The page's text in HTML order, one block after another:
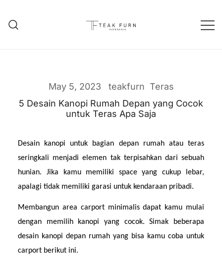
May 5, 2023 teakfurn Teras
5 Desain Kanopi Rumah Depan yang Cocok
untuk Teras Apa Saja
Desain kanopi untuk bagian depan rumah atau teras
seringkali menjadi elemen tak terpisahkan dari sebuah
hunian. Jika kamu memiliki space yang cukup lebar,
apalagi tidak memiliki garasi untuk kendaraan pribadi.
Membangun area carport minimalis dapat kamu mulai
dengan memilih kanopi yang cocok. Simak beberapa
desain kanopi depan rumah yang bisa kamu coba untuk
carport berikut ini.